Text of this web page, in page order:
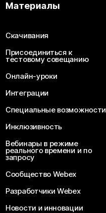
Материалы
Скачивания
Присоединиться к
тестовому совещанию
Онлайн-уроки
Интеграции
Специальные возможности
Инклюзивность
Вебинары в режиме
реального времени и по
запросу
Сообщество Webex
Разработчики Webex
Новости и инновации